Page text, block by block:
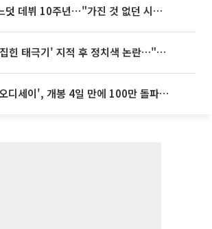
임영웅, 어느덧 데뷔 10주년⋯"가진 것 없던 시절, 내 앞엔 20명의 팬뿐"
김희철, '뒤집힌 태극기' 지적 후 정치색 논란…"좌우 떠나 우리나라 국기"
놀란 감독 '오디세이', 개봉 4일 만에 100만 돌파⋯'왕사남' 보다 빠르다